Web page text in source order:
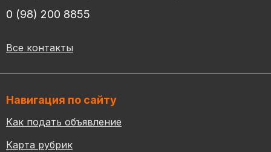
0 (98) 200 8855
Все контакты
Навигация по сайту
Как подать объявление
Карта рубрик